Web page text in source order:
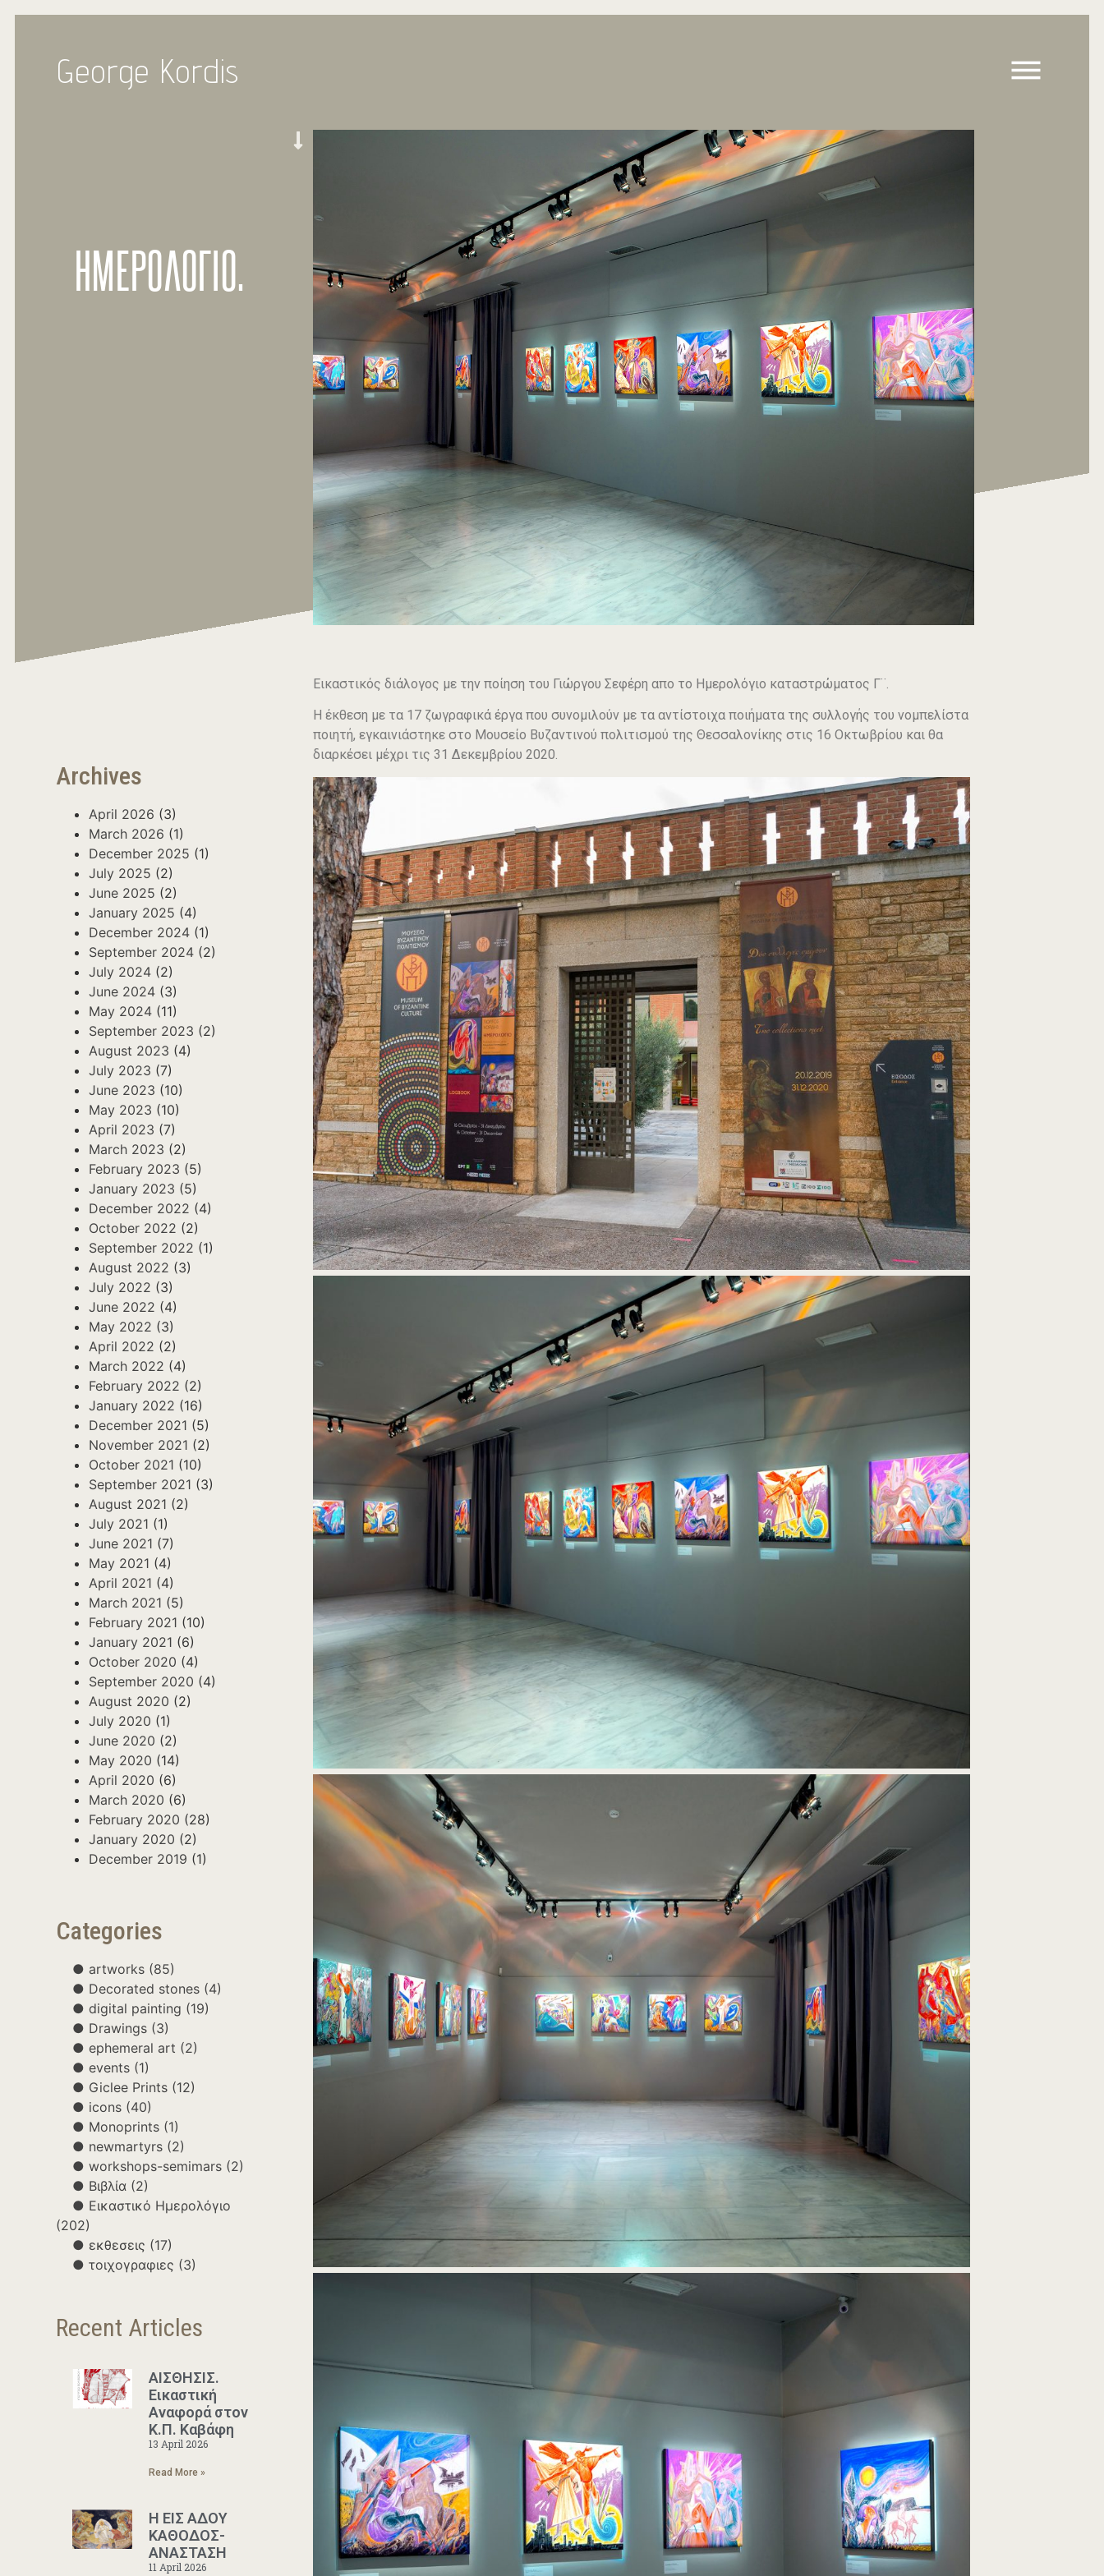
George Kordis
ΗΜΕΡΟΛΟΓΙΟ.
Archives
April 2026 (3)
March 2026 (1)
December 2025 (1)
July 2025 (2)
June 2025 (2)
January 2025 (4)
December 2024 (1)
September 2024 (2)
July 2024 (2)
June 2024 (3)
May 2024 (11)
September 2023 (2)
August 2023 (4)
July 2023 (7)
June 2023 (10)
May 2023 (10)
April 2023 (7)
March 2023 (2)
February 2023 (5)
January 2023 (5)
December 2022 (4)
October 2022 (2)
September 2022 (1)
August 2022 (3)
July 2022 (3)
June 2022 (4)
May 2022 (3)
April 2022 (2)
March 2022 (4)
February 2022 (2)
January 2022 (16)
December 2021 (5)
November 2021 (2)
October 2021 (10)
September 2021 (3)
August 2021 (2)
July 2021 (1)
June 2021 (7)
May 2021 (4)
April 2021 (4)
March 2021 (5)
February 2021 (10)
January 2021 (6)
October 2020 (4)
September 2020 (4)
August 2020 (2)
July 2020 (1)
June 2020 (2)
May 2020 (14)
April 2020 (6)
March 2020 (6)
February 2020 (28)
January 2020 (2)
December 2019 (1)
Categories
artworks (85)
Decorated stones (4)
digital painting (19)
Drawings (3)
ephemeral art (2)
events (1)
Giclee Prints (12)
icons (40)
Monoprints (1)
newmartyrs (2)
workshops-semimars (2)
Βιβλία (2)
Εικαστικό Ημερολόγιο
(202)
εκθεσεις (17)
τοιχογραφιες (3)
Recent Articles
ΑΙΣΘΗΣΙΣ.
Εικαστική
Αναφορά στον
Κ.Π. Καβάφη
13 April 2026
Read More »
Η ΕΙΣ ΑΔΟΥ
ΚΑΘΟΔΟΣ-
ΑΝΑΣΤΑΣΗ
11 April 2026
Εικαστικός διάλογος με την ποίηση του Γιώργου Σεφέρη απο το Ημερολόγιο καταστρώματος Γ¨.
Η έκθεση με τα 17 ζωγραφικά έργα που συνομιλούν με τα αντίστοιχα ποιήματα της συλλογής του νομπελίστα
ποιητή, εγκαινιάστηκε στο Μουσείο Βυζαντινού πολιτισμού της Θεσσαλονίκης στις 16 Οκτωβρίου και θα
διαρκέσει μέχρι τις 31 Δεκεμβρίου 2020.